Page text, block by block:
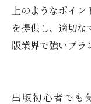
上のようなポイ
を提供し、適切な
版業界で強いブラ
出版初心者でも